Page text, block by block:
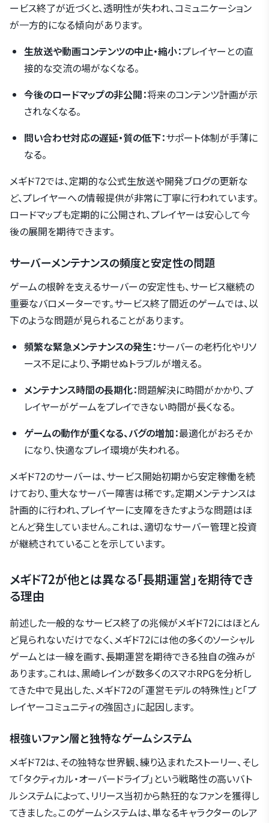
ービス終了が近づくと、透明性が失われ、コミュニケーション
が一方的になる傾向があります。
生放送や動画コンテンツの中止・縮小：プレイヤーとの直
接的な交流の場がなくなる。
今後のロードマップの非公開：将来のコンテンツ計画が示
されなくなる。
問い合わせ対応の遅延・質の低下：サポート体制が手薄に
なる。
メギド72では、定期的な公式生放送や開発ブログの更新な
ど、プレイヤーへの情報提供が非常に丁寧に行われています。
ロードマップも定期的に公開され、プレイヤーは安心して今
後の展開を期待できます。
サーバーメンテナンスの頻度と安定性の問題
ゲームの根幹を支えるサーバーの安定性も、サービス継続の
重要なバロメーターです。サービス終了間近のゲームでは、以
下のような問題が見られることがあります。
頻繁な緊急メンテナンスの発生：サーバーの老朽化やリソ
ース不足により、予期せぬトラブルが増える。
メンテナンス時間の長期化：問題解決に時間がかかり、プ
レイヤーがゲームをプレイできない時間が長くなる。
ゲームの動作が重くなる、バグの増加：最適化がおろそか
になり、快適なプレイ環境が失われる。
メギド72のサーバーは、サービス開始初期から安定稼働を続
けており、重大なサーバー障害は稀です。定期メンテナンスは
計画的に行われ、プレイヤーに支障をきたすような問題はほ
とんど発生していません。これは、適切なサーバー管理と投資
が継続されていることを示しています。
メギド72が他とは異なる「長期運営」を期待でき
る理由
前述した一般的なサービス終了の兆候がメギド72にはほとん
ど見られないだけでなく、メギド72には他の多くのソーシャル
ゲームとは一線を画す、長期運営を期待できる独自の強みが
あります。これは、黒崎レインが数多くのスマホRPGを分析し
てきた中で見出した、メギド72の「運営モデルの特殊性」と「プ
レイヤーコミュニティの強固さ」に起因します。
根強いファン層と独特なゲームシステム
メギド72は、その独特な世界観、練り込まれたストーリー、そし
て「タクティカル・オーバードライブ」という戦略性の高いバト
ルシステムによって、リリース当初から熱狂的なファンを獲得し
てきました。このゲームシステムは、単なるキャラクターのレア